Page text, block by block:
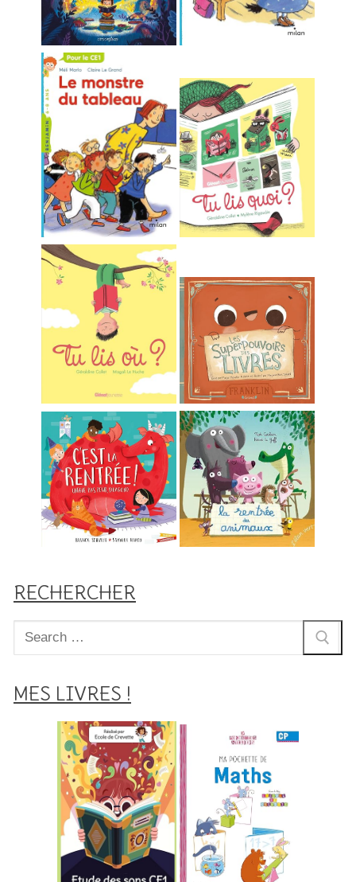
RECHERCHER
Rechercher
:
MES LIVRES !